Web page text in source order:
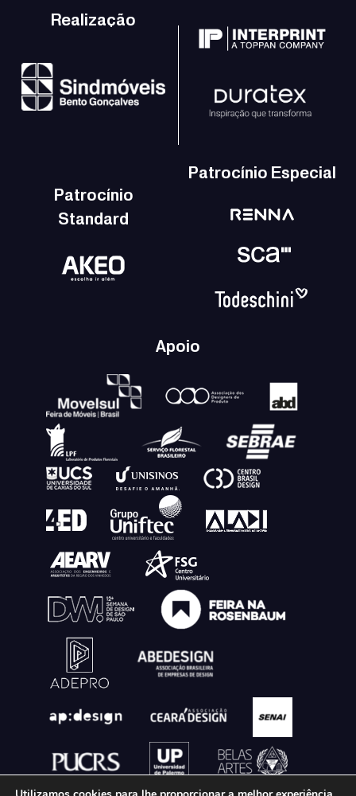
Realização
Patrocínio
Standard
Patrocínio Especial
Apoio